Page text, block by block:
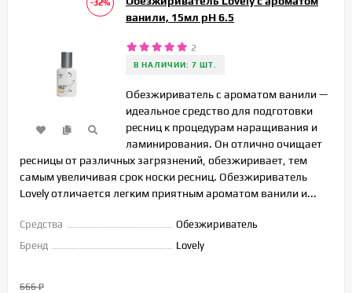
-32%
ванили, 15мл pH 6.5
2
В НАЛИЧИИ: 7 ШТ.
Обезжириватель с ароматом ванили —
идеальное средство для подготовки
ресниц к процедурам наращивания и
ламинирования. Он отлично очищает
ресницы от различных загрязнений, обезжиривает, тем
самым увеличивая срок носки ресниц. Обезжириватель
Lovely отличается легким приятным ароматом ванили и...
Средства
Обезжириватель
Бренд
Lovely
666₽